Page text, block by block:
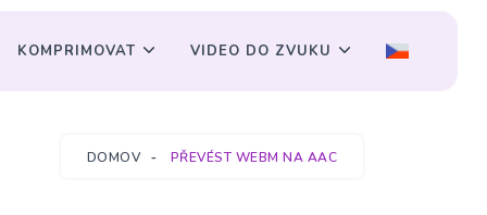
KOMPRIMOVAT VIDEO DO ZVUKU
DOMOV PŘEVÉST WEBM NA AAC